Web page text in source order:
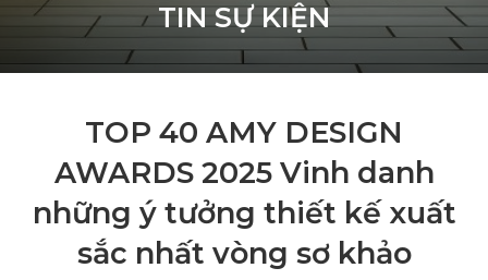
TIN SỰ KIỆN
TOP 40 AMY DESIGN
AWARDS 2025 Vinh danh
những ý tưởng thiết kế xuất
sắc nhất vòng sơ khảo